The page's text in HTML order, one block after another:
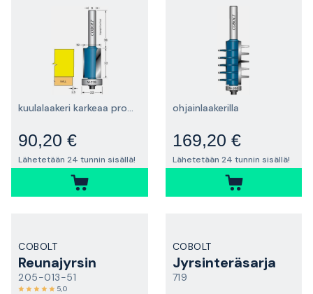
kuulalaakeri karkeaa profilointia varten
90,20 €
Lähetetään 24 tunnin sisällä!
ohjainlaakerilla
169,20 €
Lähetetään 24 tunnin sisällä!
COBOLT
Reunajyrsin
205-013-51
5,0
COBOLT
Jyrsinteräsarja
719